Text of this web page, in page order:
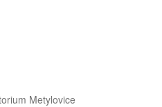
Metylovice